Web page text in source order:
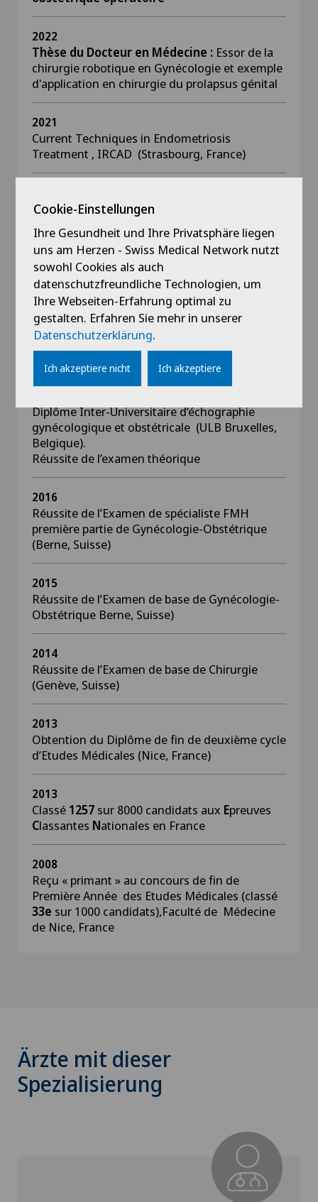
2022
Thèse du Docteur en Médecine : Essor de la
chirurgie robotique en Gynécologie et exemple
d'application en chirurgie du prolapsus génital
2021
Current Techniques in Endometriosis
Treatment , IRCAD (Strasbourg, France)
Titre de spécialiste en gynécologie-
2019
Diplôme Universitaire d’Infertilité, Assistance
Médicale à la Reproduction et Endocrinologie
de la Reproduction.
Université de Paris Ouest – Département de
Gynécologie-Obstétrique Hôpital Foch (Paris,
Diplôme Inter-Universitaire d’échographie
gynécologique et obstétricale (ULB Bruxelles,
Belgique).
Réussite de l’examen théorique
2016
Réussite de l’Examen de spécialiste FMH
première partie de Gynécologie-Obstétrique
(Berne, Suisse)
2015
Réussite de l’Examen de base de Gynécologie-
Obstétrique Berne, Suisse)
2014
Réussite de l’Examen de base de Chirurgie
(Genève, Suisse)
2013
Obtention du Diplôme de fin de deuxième cycle
d’Etudes Médicales (Nice, France)
2013
Classé 1257 sur 8000 candidats aux Epreuves
Classantes Nationales en France
2008
Reçu « primant » au concours de fin de
Première Année des Etudes Médicales (classé
33e sur 1000 candidats),Faculté de Médecine
de Nice, France
Ärzte mit dieser
Spezialisierung
Cookie-Einstellungen
Ihre Gesundheit und Ihre Privatsphäre liegen
uns am Herzen - Swiss Medical Network nutzt
sowohl Cookies als auch
datenschutzfreundliche Technologien, um
Ihre Webseiten-Erfahrung optimal zu
gestalten. Erfahren Sie mehr in unserer
Datenschutzerklärung.
Ich akzeptiere nicht Ich akzeptiere